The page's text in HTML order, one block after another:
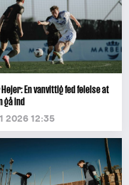
En vanvittig fed følelse at
gå ind
2026 12:35